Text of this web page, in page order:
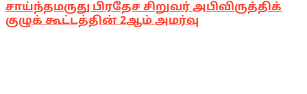
சாய்ந்தமருது பிரதேச சிறுவர் அபிவிருத்திக்
குழுக் கூட்டத்தின் 2ஆம் அமர்வு